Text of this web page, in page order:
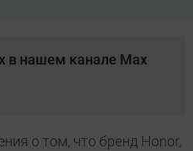
в нашем канале Max
о том, что бренд Honor,